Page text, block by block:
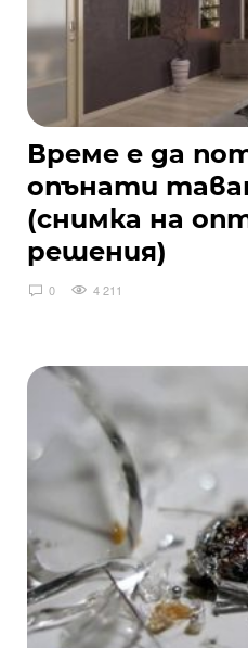
Време е да
опънати
(снимка на
решения)
0 4 211